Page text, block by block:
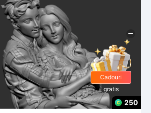
250
Cadouri
gratis